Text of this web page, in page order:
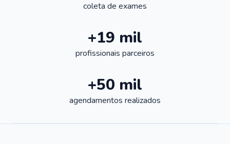
coleta de exames
+19 mil
profissionais parceiros
+50 mil
agendamentos realizados